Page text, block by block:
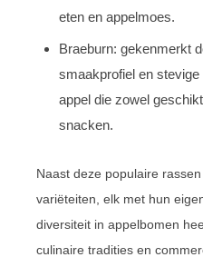
eten en appelmoes.
Braeburn: gekenmerkt
smaakprofiel en
appel die zowel
snacken.
Naast deze populaire
variëteiten, elk met hun
diversiteit in appelbomen
culinaire tradities en